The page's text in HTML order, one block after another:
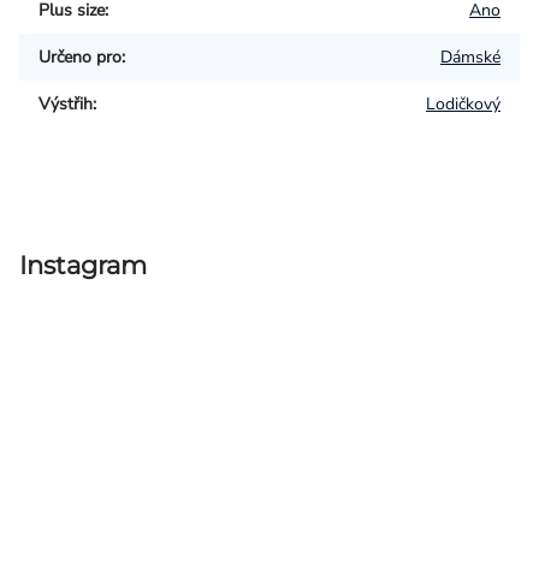
Plus size: Ano
Určeno pro: Dámské
Výstřih: Lodičkový
Instagram